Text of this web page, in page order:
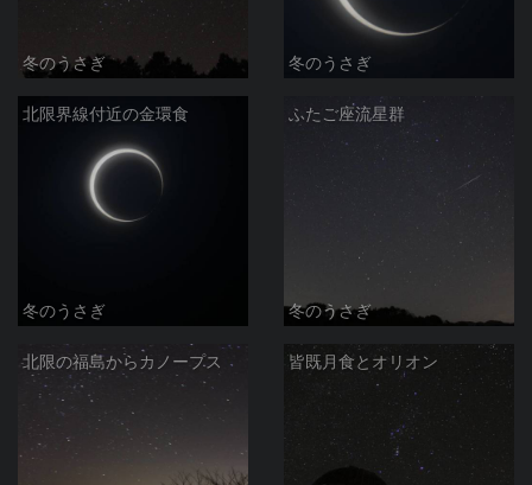
冬のうさぎ 冬のうさぎ
北限界線付近の金環食
冬のうさぎ
ふたご座流星群
冬のうさぎ
北限の福島からカノープス 皆既月食とオリオン